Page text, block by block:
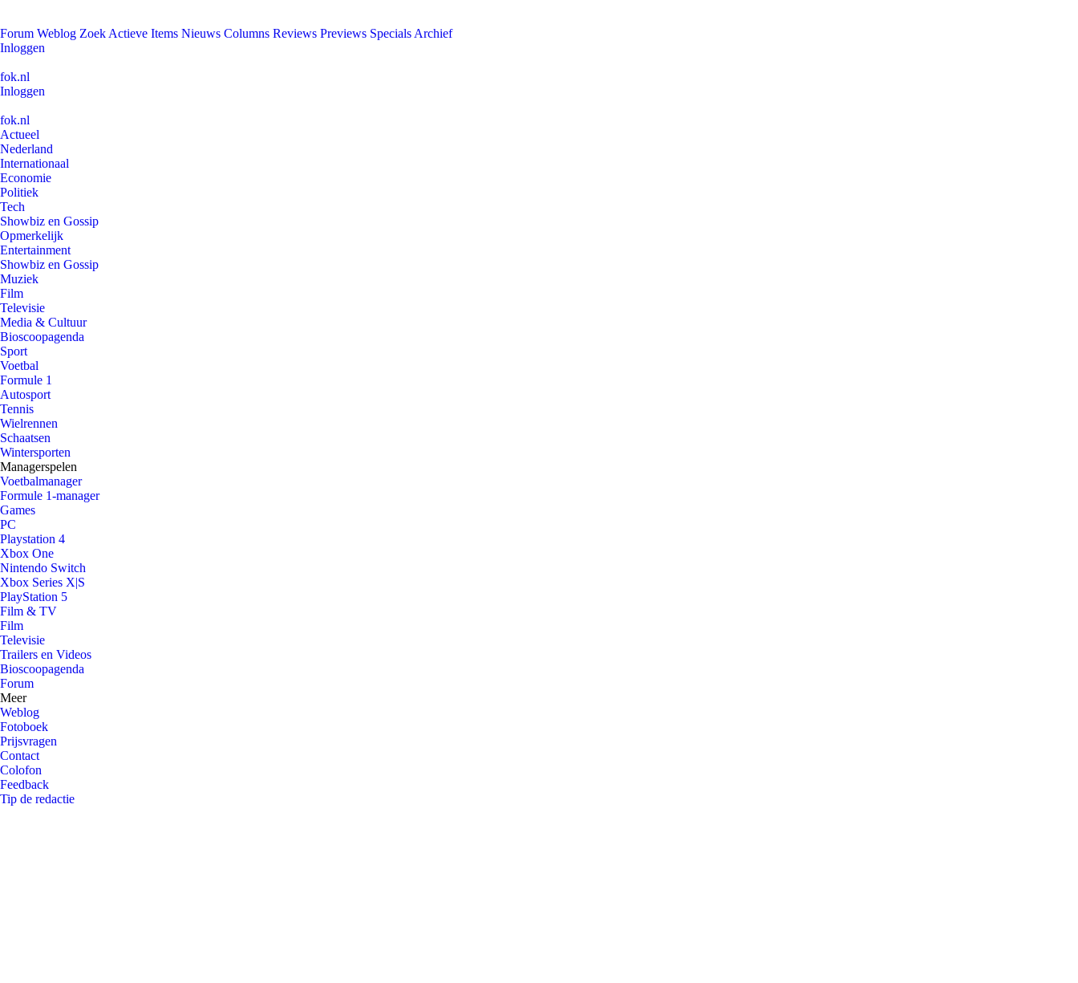
Forum Weblog Zoek Actieve Items Nieuws Columns Reviews Previews Specials Archief
Inloggen
fok.nl
Inloggen
fok.nl
Actueel
Nederland
Internationaal
Economie
Politiek
Tech
Showbiz en Gossip
Opmerkelijk
Entertainment
Showbiz en Gossip
Muziek
Film
Televisie
Media & Cultuur
Bioscoopagenda
Sport
Voetbal
Formule 1
Autosport
Tennis
Wielrennen
Schaatsen
Wintersporten
Managerspelen
Voetbalmanager
Formule 1-manager
Games
PC
Playstation 4
Xbox One
Nintendo Switch
Xbox Series X|S
PlayStation 5
Film & TV
Film
Televisie
Trailers en Videos
Bioscoopagenda
Forum
Meer
Weblog
Fotoboek
Prijsvragen
Contact
Colofon
Feedback
Tip de redactie